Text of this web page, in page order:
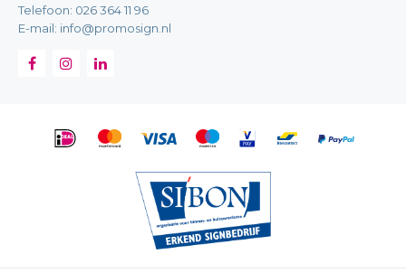
Telefoon: 026 364 11 96
E-mail: info@promosign.nl